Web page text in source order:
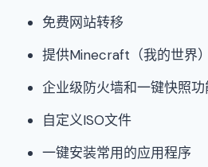
免费网站转移
提供Minecraft（我的世界
企业级防火墙和一键快照功
自定义ISO文件
一键安装常用的应用程序